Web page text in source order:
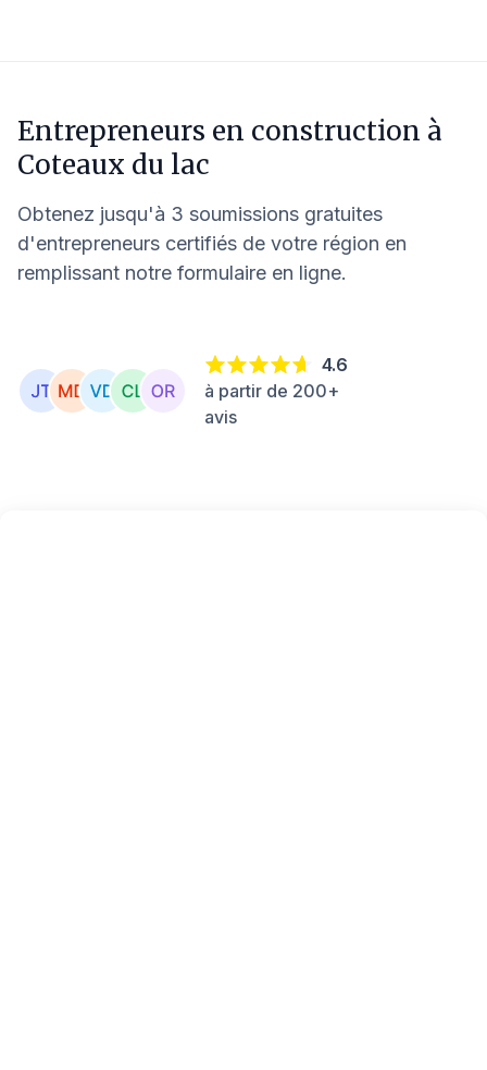
Entrepreneurs en construction à
Coteaux du lac
Obtenez jusqu'à 3 soumissions gratuites
d'entrepreneurs certifiés de votre région en
remplissant notre formulaire en ligne.
4.6
à partir de 200+
avis